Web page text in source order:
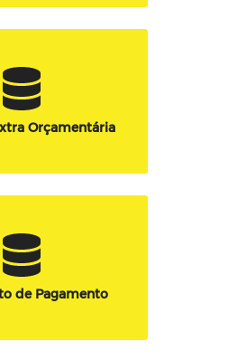
Orçamentária
de Pagamento